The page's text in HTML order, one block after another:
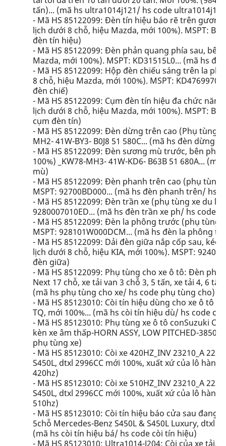
tấn)... (mã hs ultra1014j121/ hs code ultra1014j1)
- Mã HS 85122099: Đèn tín hiệu báo rẽ trên
lịch dưới 8 chỗ, hiệu Mazda, mới 100%). MSPT:
đèn tín hiệu)
- Mã HS 85122099: Đèn phản quang phía sau,
Mazda, mới 100%). MSPT: KD31515L0... (mã hs
- Mã HS 85122099: Hộp đèn chiếu sáng trên la
8 chỗ, hiệu Mazda, mới 100%). MSPT:
đèn chiế)
- Mã HS 85122099: Cụm đèn tín hiệu đa chức
lịch dưới 8 chỗ, hiệu Mazda, mới 100%). MSPT:
cụm đèn tín)
- Mã HS 85122099: Đèn dừng trên cao (Phụ tùng
MH2- 41W-BY3- B0J8 51 580C... (mã hs đèn dừng
- Mã HS 85122099: Đèn sương mù trước, bên
100%) _KW78-MH3- 41W-KD6- B63B 51 680A...
mù)
- Mã HS 85122099: Đèn phanh trên cao (phụ tùng
MSPT: 92700BD000... (mã hs đèn phanh trên/ hs
- Mã HS 85122099: Đèn trần xe (phụ tùng xe du
9280007010ED... (mã hs đèn trần xe ph/ hs code
- Mã HS 85122099: Đèn la phông trước (phụ tùng
MSPT: 928101W000DCM... (mã hs đèn la phông
- Mã HS 85122099: Dải đèn giữa nắp cốp sau,
lịch dưới 8 chỗ, hiệu KIA, mới 100%). MSPT:
đèn giữa)
- Mã HS 85122099: Phụ tùng cho xe ô tô: Đèn
Next 17 chỗ, xe tải van 3 chỗ 3, 5 tấn, xe tải 4, 6
(mã hs phụ tùng cho xe/ hs code phụ tùng cho)
- Mã HS 85123010: Còi tín hiệu dùng cho xe ô tô
TQ, mới 100%... (mã hs còi tín hiệu dù/ hs code
- Mã HS 85123010: Phụ tùng xe ô tô conSuzuki
kèn xe âm thấp-HORN ASSY, LOW PITCHED-
phụ tùng xe)
- Mã HS 85123010: Còi xe 420HZ_INV 23210_A
S450L, dtxl 2996CC mới 100%, xuất xứ của lô
420hz)
- Mã HS 85123010: Còi xe 510HZ_INV 23210_A
S450L, dtxl 2996CC mới 100%, xuất xứ của lô
510hz)
- Mã HS 85123010: Còi tín hiệu báo cửa sau đang
5chỗ Mercedes-Benz S450L & S450L Luxury, dtxl
(mã hs còi tín hiệu bá/ hs code còi tín hiệu)
- Mã HS 85123010: Ultra1014-J204: Còi của xe tải,